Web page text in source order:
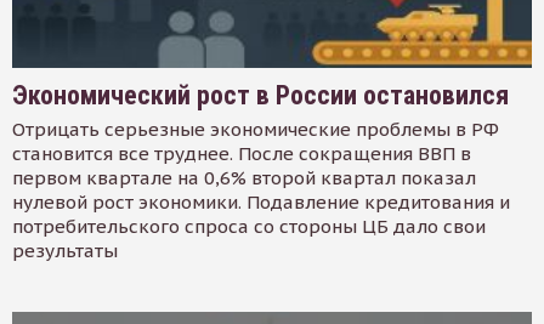
Экономический рост в России остановился
Отрицать серьезные экономические проблемы в РФ
становится все труднее. После сокращения ВВП в
первом квартале на 0,6% второй квартал показал
нулевой рост экономики. Подавление кредитования и
потребительского спроса со стороны ЦБ дало свои
результаты